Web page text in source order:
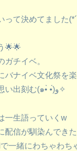
って決めてました
🌟🌟
ガチイベ。
バナイベ文化祭を楽
皆さまと楽しい思い出刻む(๑•̀ •́)و✧
一生語っていくw
配信が馴染んでき
一緒にわちゃわち